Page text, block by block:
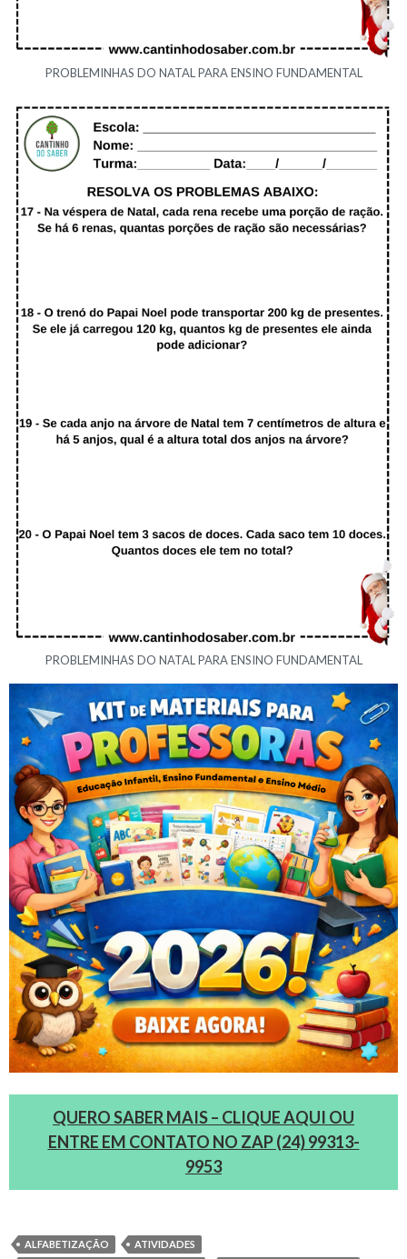
PROBLEMINHAS DO NATAL PARA ENSINO FUNDAMENTAL
PROBLEMINHAS DO NATAL PARA ENSINO FUNDAMENTAL
QUERO SABER MAIS – CLIQUE AQUI OU
ENTRE EM CONTATO NO ZAP (24) 99313-
9953
ALFABETIZAÇÃO
ATIVIDADES